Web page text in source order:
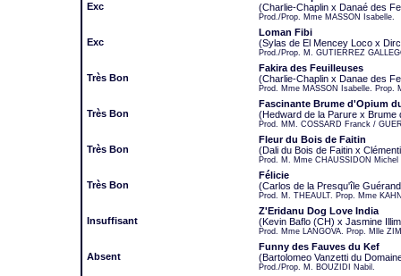
Exc
(Charlie-Chaplin x Danaé des
Prod./Prop. Mme MASSON Isabelle.
Exc
Loman Fibi
(Sylas de El Mencey Loco x
Prod./Prop. M. GUTIERREZ
Très Bon
Fakira des Feuilleuses
(Charlie-Chaplin x Danae des
Prod. Mme MASSON Isabelle. Prop.
Très Bon
Fascinante Brume d'Opium
(Hedward de la Parure x
Prod. MM. COSSARD Franck /
Très Bon
Fleur du Bois de Faitin
(Dali du Bois de Faitin x
Prod. M. Mme CHAUSSIDON
Très Bon
Félicie
(Carlos de la Presqu'île
Prod. M. THEAULT. Prop. Mme
Insuffisant
Z'Eridanu Dog Love India
(Kevin Baflo (CH) x Jasmine
Prod. Mme LANGOVA. Prop. Mlle
Absent
Funny des Fauves du Kef
(Bartolomeo Vanzetti du
Prod./Prop. M. BOUZIDI Nabil.